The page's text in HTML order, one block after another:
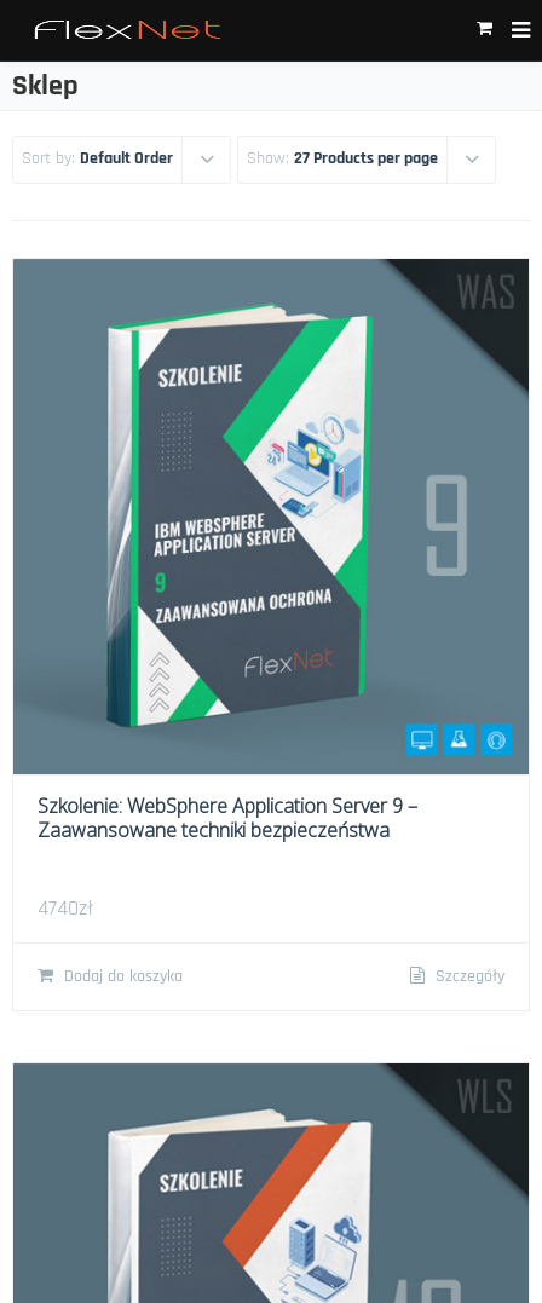
Sklep
Sort by: Default Order Show: 27 Products per page
Szkolenie: WebSphere Application Server 9 –
Zaawansowane techniki bezpieczeństwa
4740zł
Dodaj do koszyka Szczegóły